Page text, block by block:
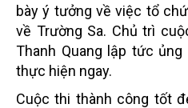
bày ý tưởng về việc tổ
về Trường Sa. Chủ trì
Thanh Quang lập tức
thực hiện ngay.
Cuộc thi thành công tốt